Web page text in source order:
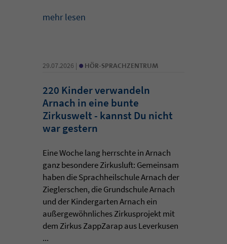
mehr lesen
29.07.2026 | • HÖR-SPRACHZENTRUM
220 Kinder verwandeln
Arnach in eine bunte
Zirkuswelt - kannst Du nicht
war gestern
Eine Woche lang herrschte in Arnach
ganz besondere Zirkusluft: Gemeinsam
haben die Sprachheilschule Arnach der
Zieglerschen, die Grundschule Arnach
und der Kindergarten Arnach ein
außergewöhnliches Zirkusprojekt mit
dem Zirkus ZappZarap aus Leverkusen
...